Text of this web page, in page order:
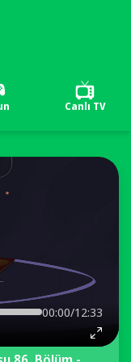
Canlı TV
00:00/12:33